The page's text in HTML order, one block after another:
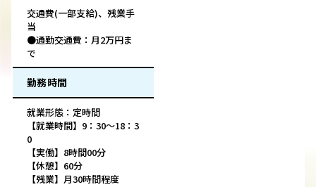
交通費(一部支給)、残業手
当
●通勤交通費：月2万円ま
で
勤務時間
就業形態：定時間
【就業時間】9：30～18：3
0
【実働】8時間00分
【休憩】60分
【残業】月30時間程度